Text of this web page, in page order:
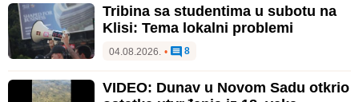
Tribina sa studentima u subotu na
Klisi: Tema lokalni problemi
04.08.2026. • 8
VIDEO: Dunav u Novom Sadu otkrio